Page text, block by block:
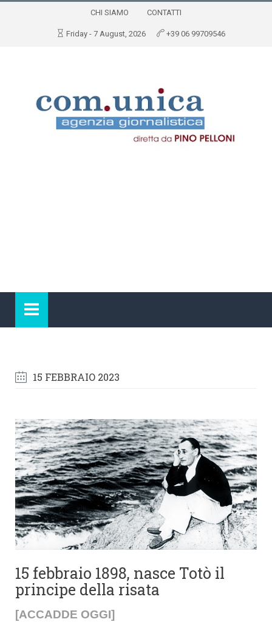
CHI SIAMO CONTATTI
Friday - 7 August, 2026 +39 06 99709546
15 FEBBRAIO 2023
15 febbraio 1898, nasce Totò il
principe della risata
[ACCADDE OGGI]